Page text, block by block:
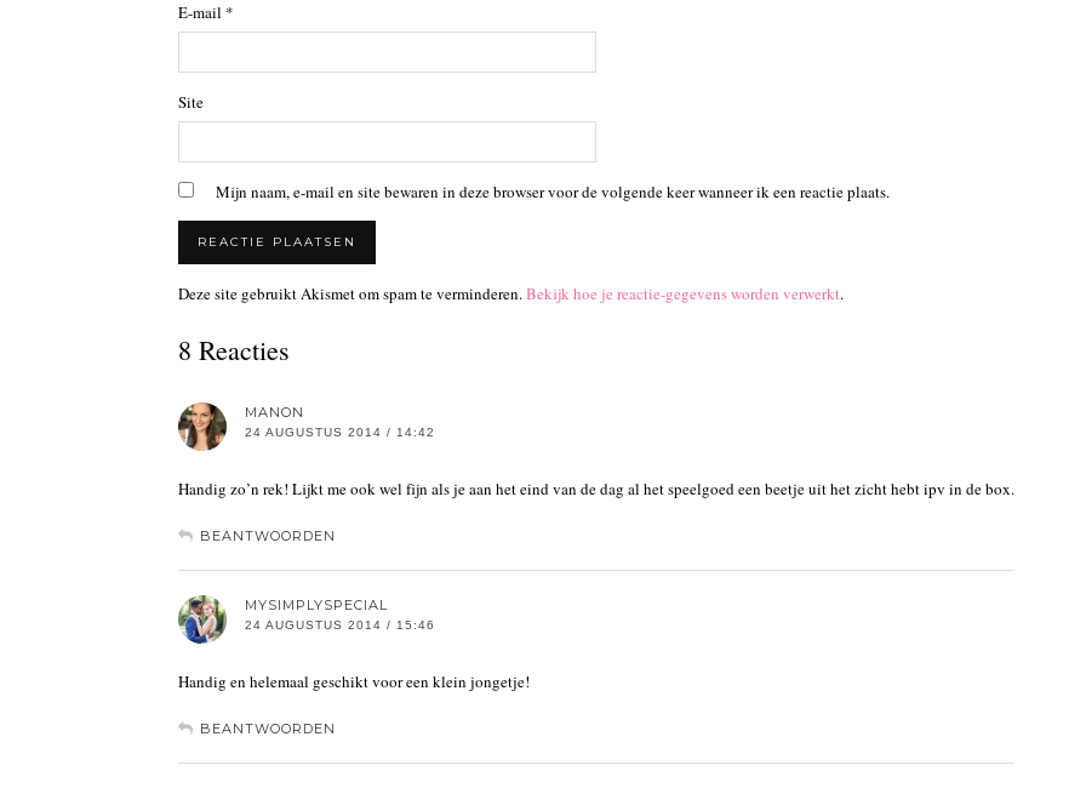
E-mail *
Site
Mijn naam, e-mail en site bewaren in deze browser voor de volgende keer wanneer ik een reactie plaats.
Deze site gebruikt Akismet om spam te verminderen.Bekijk hoe je reactie-gegevens worden verwerkt.
8 Reacties
MANON
24 AUGUSTUS 2014 / 14:42
Handig zo’n rek! Lijkt me ook wel fijn als je aan het eind van de dag al het speelgoed een beetje uit het zicht hebt ipv in de box.
BEANTWOORDEN
MYSIMPLYSPECIAL
24 AUGUSTUS 2014 / 15:46
Handig en helemaal geschikt voor een klein jongetje!
BEANTWOORDEN